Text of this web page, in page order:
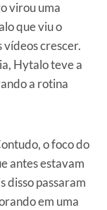
virou uma
que viu o
vídeos crescer.
Hytalo teve a
a rotina
o foco do
antes estavam
disso passaram
em uma